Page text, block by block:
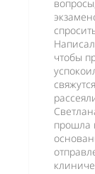
чтобы
прошла